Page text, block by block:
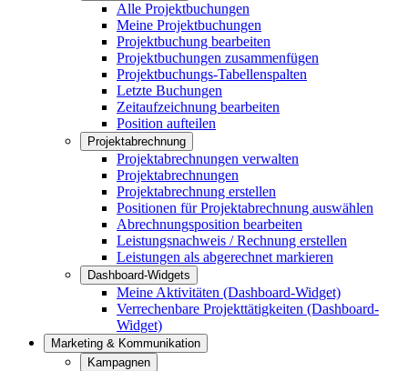
Alle Projektbuchungen
Meine Projektbuchungen
Projektbuchung bearbeiten
Projektbuchungen zusammenfügen
Projektbuchungs-Tabellenspalten
Letzte Buchungen
Zeitaufzeichnung bearbeiten
Position aufteilen
Projektabrechnung
Projektabrechnungen verwalten
Projektabrechnungen
Projektabrechnung erstellen
Positionen für Projektabrechnung auswählen
Abrechnungsposition bearbeiten
Leistungsnachweis / Rechnung erstellen
Leistungen als abgerechnet markieren
Dashboard-Widgets
Meine Aktivitäten (Dashboard-Widget)
Verrechenbare Projekttätigkeiten (Dashboard-
Widget)
Marketing & Kommunikation
Kampagnen